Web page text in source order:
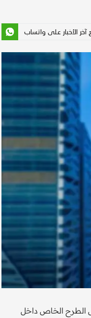
آخر الأخبار على واتساب
الطرح الخاص داخل